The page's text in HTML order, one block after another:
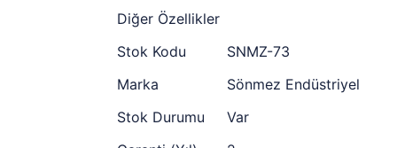
Diğer Özellikler
Stok Kodu
SNMZ-73
Marka
Sönmez Endüstriyel
Stok Durumu
Var